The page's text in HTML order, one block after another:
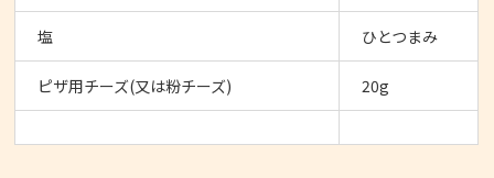
塩 ひとつまみ
ピザ用チーズ(又は粉チーズ) 20g